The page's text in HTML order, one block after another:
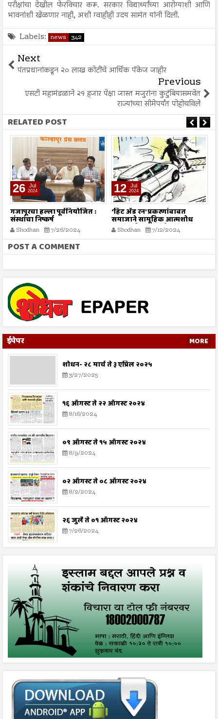
परीक्षांचा देखील फेरविचार करू. सरकार विद्यार्थ्यांच्या आरोग्याशी आणि
भावनांशी खेळणार नाही, अशी ग्वाहीही उदय सामंत यांनी दिली.
Labels: news 342
Next
पंतप्रधानांकडून २० लाख कोटींचे आर्थिक पॅकेज जाहीर
Previous
एसटी महामंडळाने २१ हजार पेक्षा जास्त मजुरांना कुटुंबियासमवेत
राज्यांच्या सीमेपर्यंत पोहोचविले
RELATED POST
26 Jul
2024
गजापूरचा हल्ला पूर्वनियोजित :
संस्थांचा निष्कर्ष
Shodhan 7/26/2024
12 Jul
2024
‘हिट अँड रन’ प्रकरणांबाबत
समाजाने सामूहिक आत्मशोध
करण्याची गरज - मौलाना
इलियास खान फलाही
Shodhan 7/12/2024
POST A COMMENT
ईपेपर MORE
शोधन- २८ मार्च ते ३ एप्रिल २०२५
3/27/2025
१६ ऑगस्ट ते २२ ऑगस्ट २०२४
8/16/2024
०९ ऑगस्ट ते १५ ऑगस्ट २०२४
8/9/2024
०२ ऑगस्ट ते ०८ ऑगस्ट २०२४
8/2/2024
२६ जुलै ते ०१ ऑगस्ट २०२४
7/26/2024